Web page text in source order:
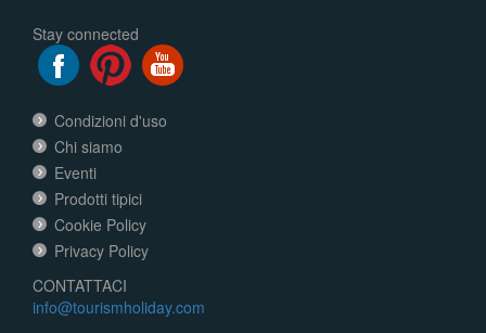
Stay connected
Condizioni d'uso
Chi siamo
Eventi
Prodotti tipici
Cookie Policy
Privacy Policy
CONTATTACI
info@tourismholiday.com